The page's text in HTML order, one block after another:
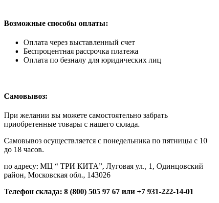
Возможные способы оплаты:
Оплата через выставленный счет
Беспроцентная рассрочка платежа
Оплата по безналу для юридических лиц
Самовывоз:
При желании вы можете самостоятельно забрать
приобретенные товары с нашего склада.
Самовывоз осуществляется с понедельника по пятницы с 10
до 18 часов.
по адресу: МЦ “ ТРИ КИТА”, Луговая ул., 1, Одинцовский
район, Московская обл., 143026
Телефон склада: 8 (800) 505 97 67 или +7 931-222-14-01